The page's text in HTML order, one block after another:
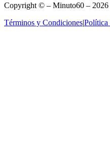
Copyright © – Minuto60 – 2026
Términos y Condiciones|Política